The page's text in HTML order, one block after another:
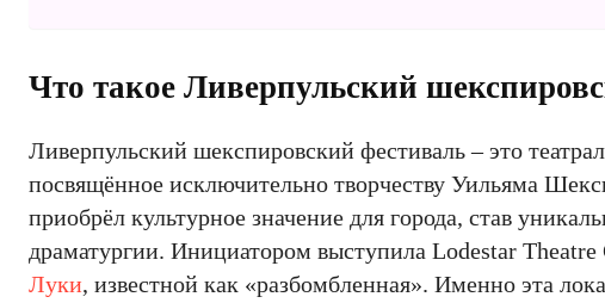
Что такое Ливерпульский
Ливерпульский шекспировский фестиваль – это
посвящённое исключительно творчеству Уильяма
приобрёл культурное значение для города, став
драматургии. Инициатором выступила Lodestar
Луки, известной как «разбомбленная». Именно эта